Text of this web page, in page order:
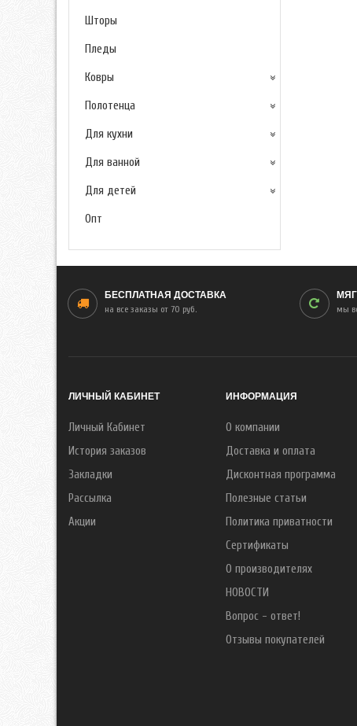
Шторы
Пледы
Ковры
Полотенца
Для кухни
Для ванной
Для детей
Опт
БЕСПЛАТНАЯ ДОСТАВКА
на все заказы от 70 руб.
мы
ЛИЧНЫЙ КАБИНЕТ
Личный Кабинет
История заказов
Закладки
Рассылка
Акции
ИНФОРМАЦИЯ
О компании
Доставка и оплата
Дисконтная программа
Полезные статьи
Политика приватности
Сертификаты
О производителях
НОВОСТИ
Вопрос - ответ!
Отзывы покупателей